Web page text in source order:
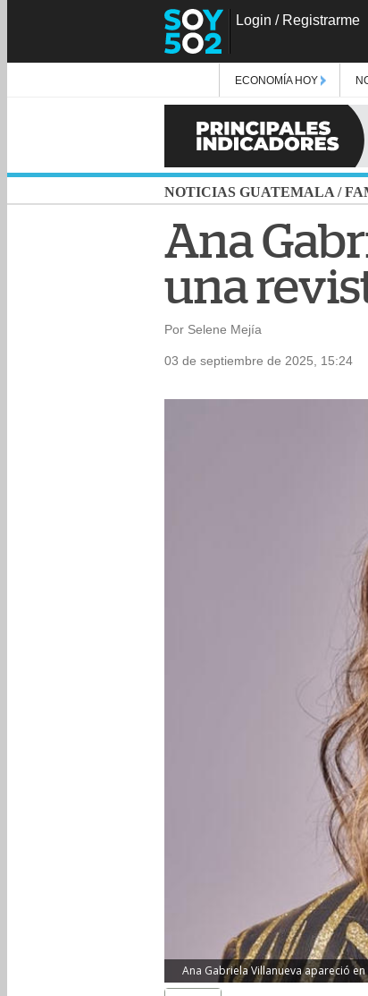
Login / Registrarme
ECONOMÍA HOY
NOTICIAS GUATEMALA /
Ana
una
Por Selene Mejía
03 de septiembre de 2025, 15:24
Ana Gabriela Villanueva apareció